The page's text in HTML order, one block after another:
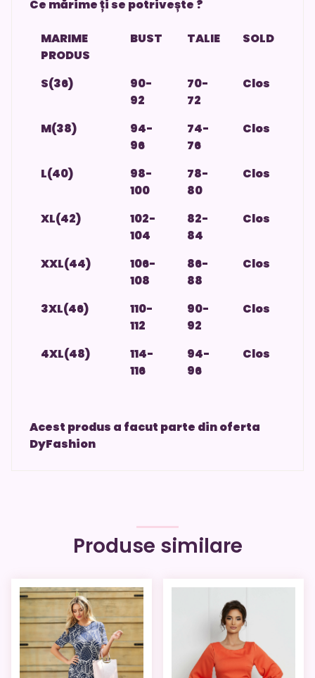
Ce mărime ți se potrivește ?
MARIME
PRODUS
BUST TALIE SOLD
S(36)
90-
92
70-
72
Clos
M(38)
94-
96
74-
76
Clos
L(40)
98-
100
78-
80
Clos
XL(42)
102-
104
82-
84
Clos
XXL(44)
106-
108
86-
88
Clos
3XL(46)
110-
112
90-
92
Clos
4XL(48)
114-
116
94-
96
Clos
Acest produs a facut parte din oferta
DyFashion
Produse similare